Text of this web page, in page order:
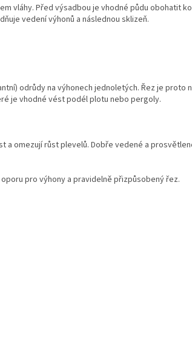
v zahradách při
podzimu.
vláhy. Před výsadbou je vhodné půdu obohatit
vedení výhonů a následnou sklizeň.
odrůdy na výhonech jednoletých. Řez je proto
je vhodné vést podél plotu nebo pergoly.
a omezují růst plevelů. Dobře vedené a
pro výhony a pravidelně přizpůsobený řez.